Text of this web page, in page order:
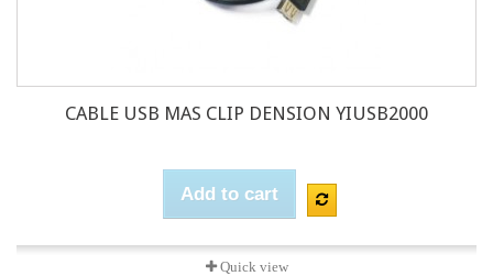
CABLE USB MAS CLIP DENSION YIUSB2000
Add to cart
Quick view